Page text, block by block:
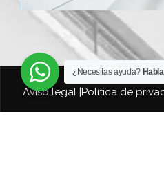
Aviso legal |Política de
¿Necesitas ayuda?